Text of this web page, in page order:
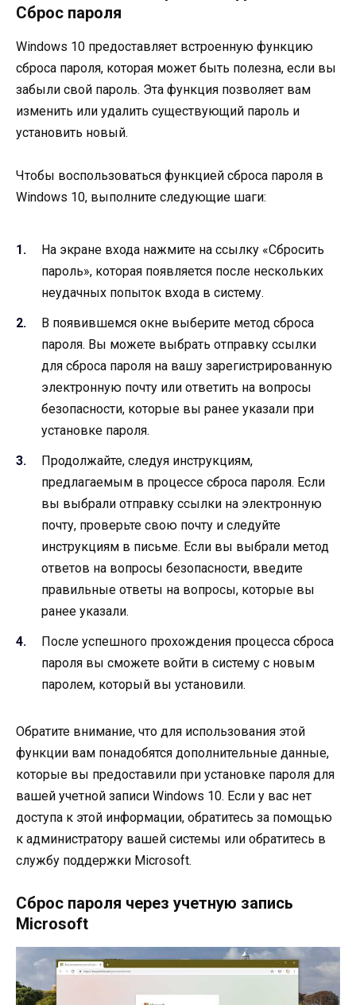
Сброс пароля
Windows 10 предоставляет встроенную функцию
сброса пароля, которая может быть полезна, если вы
забыли свой пароль. Эта функция позволяет вам
изменить или удалить существующий пароль и
установить новый.
Чтобы воспользоваться функцией сброса пароля в
Windows 10, выполните следующие шаги:
На экране входа нажмите на ссылку «Сбросить
пароль», которая появляется после нескольких
неудачных попыток входа в систему.
В появившемся окне выберите метод сброса
пароля. Вы можете выбрать отправку ссылки
для сброса пароля на вашу зарегистрированную
электронную почту или ответить на вопросы
безопасности, которые вы ранее указали при
установке пароля.
Продолжайте, следуя инструкциям,
предлагаемым в процессе сброса пароля. Если
вы выбрали отправку ссылки на электронную
почту, проверьте свою почту и следуйте
инструкциям в письме. Если вы выбрали метод
ответов на вопросы безопасности, введите
правильные ответы на вопросы, которые вы
ранее указали.
После успешного прохождения процесса сброса
пароля вы сможете войти в систему с новым
паролем, который вы установили.
Обратите внимание, что для использования этой
функции вам понадобятся дополнительные данные,
которые вы предоставили при установке пароля для
вашей учетной записи Windows 10. Если у вас нет
доступа к этой информации, обратитесь за помощью
к администратору вашей системы или обратитесь в
службу поддержки Microsoft.
Сброс пароля через учетную запись
Microsoft